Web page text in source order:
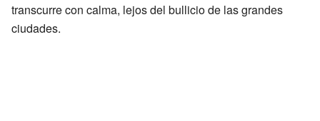
transcurre con calma, lejos del bullicio de las grandes
ciudades.